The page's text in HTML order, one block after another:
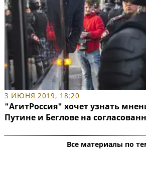
3 ИЮНЯ 2019, 18:20
"АгитРоссия" хочет узнать
Путине и Беглове на
Все материалы по